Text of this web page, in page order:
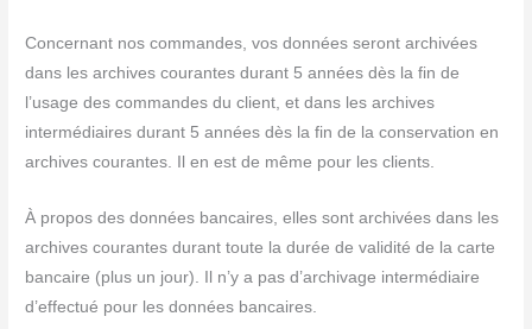
Concernant nos commandes, vos données seront archivées
dans les archives courantes durant 5 années dès la fin de
l’usage des commandes du client, et dans les archives
intermédiaires durant 5 années dès la fin de la conservation en
archives courantes. Il en est de même pour les clients.
À propos des données bancaires, elles sont archivées dans les
archives courantes durant toute la durée de validité de la carte
bancaire (plus un jour). Il n’y a pas d’archivage intermédiaire
d’effectué pour les données bancaires.